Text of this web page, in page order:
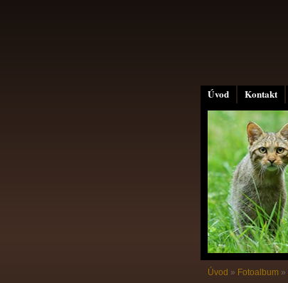
Úvod Kontakt
Úvod » Fotoalbum »